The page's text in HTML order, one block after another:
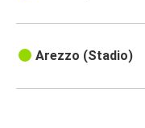
Arezzo (Stadio)